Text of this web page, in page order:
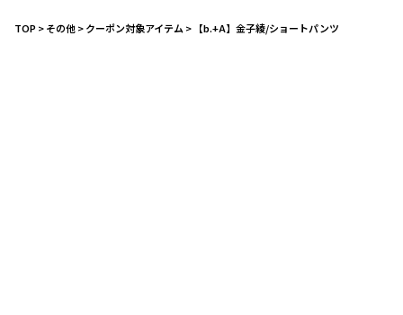
TOP>その他>クーポン対象アイテム > 【b.+A】金子綾/ショートパンツ